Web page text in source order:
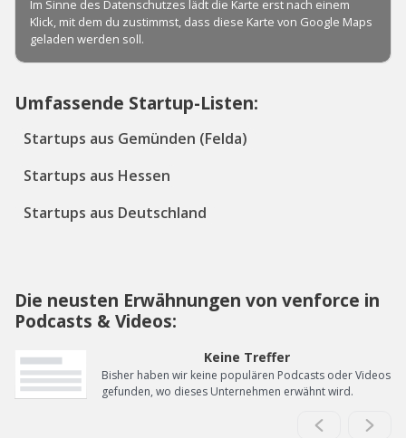
Umfassende Startup-Listen:
Startups aus Gemünden (Felda)
Startups aus Hessen
Startups aus Deutschland
Die neusten Erwähnungen von venforce in
Podcasts & Videos:
Keine Treffer
Bisher haben wir keine populären Podcasts oder Videos
gefunden, wo dieses Unternehmen erwähnt wird.